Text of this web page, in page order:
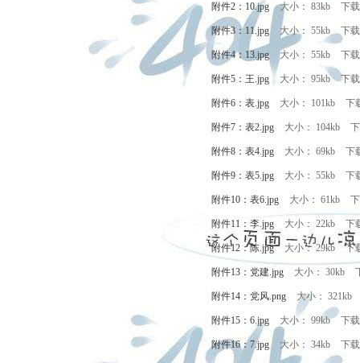
附件2：10.jpg 大小： 83kb 下
附件3：11.jpg 大小： 55kb 下
附件4：13.jpg 大小： 55kb 下
附件5：王.jpg 大小： 95kb 下
附件6：表.jpg 大小： 101kb 下
附件7：表2.jpg 大小： 104kb
附件8：表4.jpg 大小： 69kb 下
附件9：表5.jpg 大小： 55kb 下
附件10：表6.jpg 大小： 61kb
附件11：李.jpg 大小： 22kb 下
附件12：陈.jpg 大小： 29kb 下
附件13：党建.jpg 大小： 30kb
附件14：党风.png 大小： 321kb
附件15：6.jpg 大小： 99kb 下
附件16：7.jpg 大小： 34kb 下